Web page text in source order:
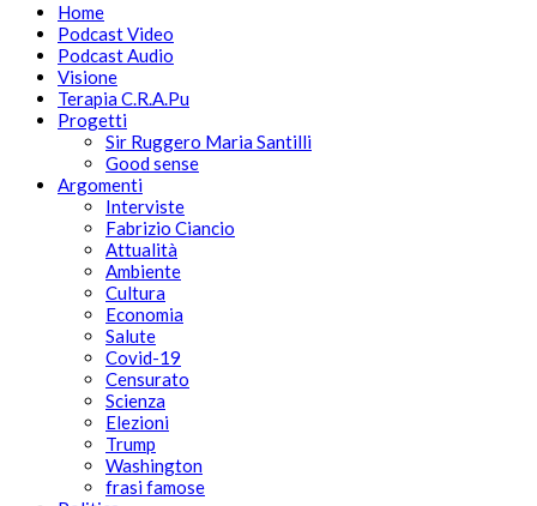
Home
Podcast Video
Podcast Audio
Visione
Terapia C.R.A.Pu
Progetti
Sir Ruggero Maria Santilli
Good sense
Argomenti
Interviste
Fabrizio Ciancio
Attualità
Ambiente
Cultura
Economia
Salute
Covid-19
Censurato
Scienza
Elezioni
Trump
Washington
frasi famose